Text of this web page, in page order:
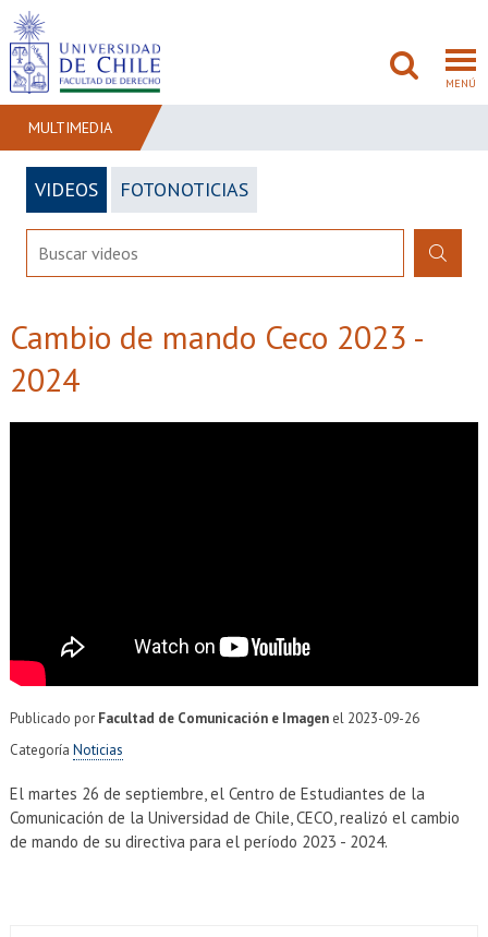
MENÚ
FACULTAD
ADMISIÓN
MULTIMEDIA
VIDEOS FOTONOTICIAS
Cambio de mando Ceco 2023 -
2024
Publicado por Facultad de Comunicación e Imagenel 2023-09-26
Categoría Noticias
El martes 26 de septiembre, el Centro de Estudiantes de la
Comunicación de la Universidad de Chile, CECO, realizó el cambio
de mando de su directiva para el período 2023 - 2024.